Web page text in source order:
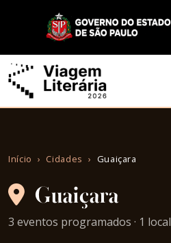
Início Cidades Guaiçara
Guaiçara
3 eventos programados · 1 local